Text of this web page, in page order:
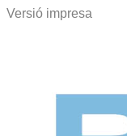
Versió impresa